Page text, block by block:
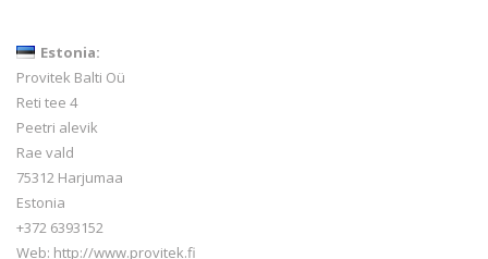
Estonia:
Provitek Balti Oü
Reti tee 4
Peetri alevik
Rae vald
75312 Harjumaa
Estonia
+372 6393152
Web: http://www.provitek.fi